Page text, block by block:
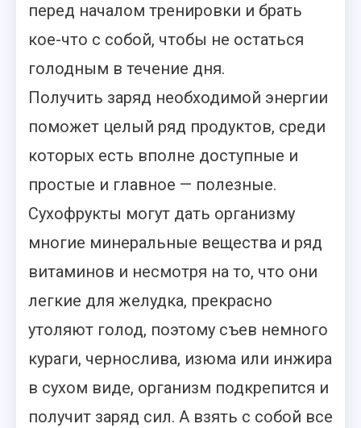
перед началом тренировки и брать
кое-что с собой, чтобы не остаться
голодным в течение дня.
Получить заряд необходимой энергии
поможет целый ряд продуктов, среди
которых есть вполне доступные и
простые и главное — полезные.
Сухофрукты могут дать организму
многие минеральные вещества и ряд
витаминов и несмотря на то, что они
легкие для желудка, прекрасно
утоляют голод, поэтому съев немного
кураги, чернослива, изюма или инжира
в сухом виде, организм подкрепится и
получит заряд сил. А взять с собой все